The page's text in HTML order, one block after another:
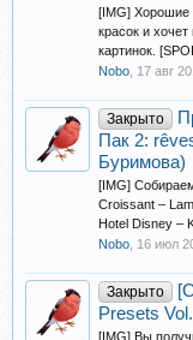
[IMG] Хорошие
красок и
картинок.
Nobo 17 авг
Закрыто
Пак 2:
Буримова)
[IMG]
Croissant –
Hotel Disney –
Nobo 16 июл
Закрыто
Presets
[IMG] Вы